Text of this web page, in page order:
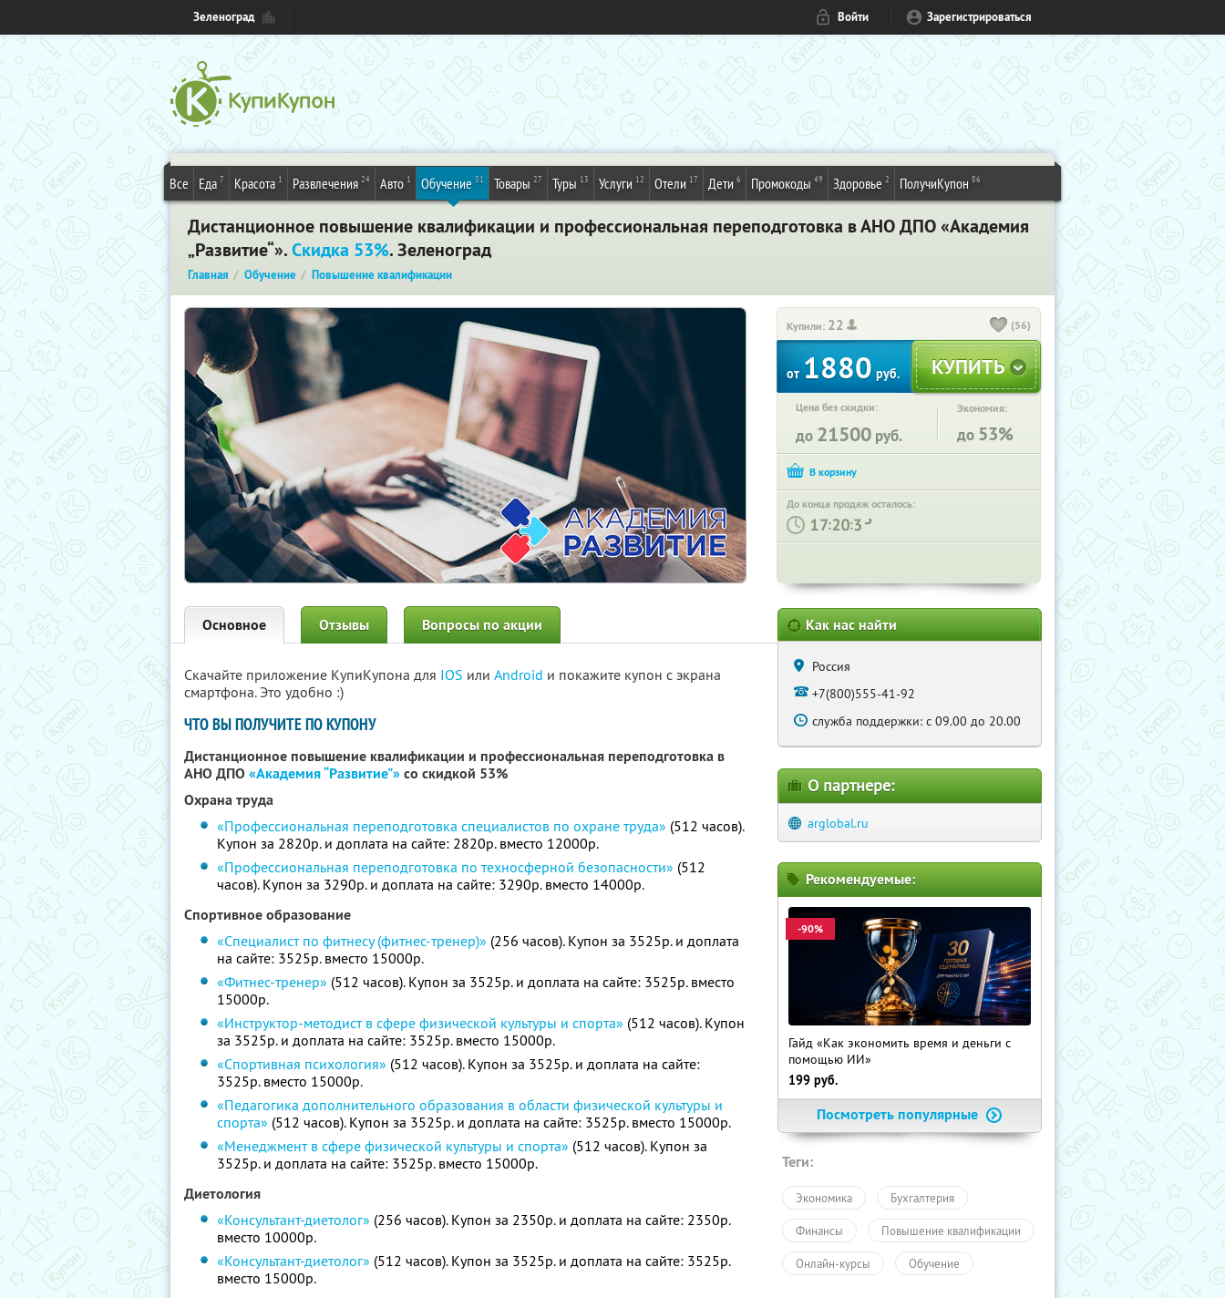
Зеленоград Войти Зарегистрироваться
Все Еда 7 Красота 1 Развлечения 24 Авто 1 Обучение 31 Товары 27 Туры 13 Услуги 12 Отели 17 Дети 6 Промокоды 49 Здоровье 2 ПолучиКупон 86
Дистанционное повышение квалификации и профессиональная переподготовка в АНО ДПО «Академия
„Развитие“».Скидка 53%. Зеленоград
Главная Обучение Повышение квалификации
Купили: 22 (56)
от 1880 руб.
Цена без скидки:
до 21500 руб.
Экономия:
до 53%
До конца продаж осталось:
: :
Основное Отзывы Вопросы по акции
Скачайте приложение КупиКупона для IOS или Android и покажите купон с экрана
смартфона. Это удобно :)
ЧТО ВЫ ПОЛУЧИТЕ ПО КУПОНУ
Дистанционное повышение квалификации и профессиональная переподготовка в
АНО ДПО «Академия “Развитие"»со скидкой 53%
Охрана труда
«Профессиональная переподготовка специалистов по охране труда» (512 часов).
Купон за 2820р. и доплата на сайте: 2820р. вместо 12000р.
«Профессиональная переподготовка по техносферной безопасности» (512
часов). Купон за 3290р. и доплата на сайте: 3290р. вместо 14000р.
Спортивное образование
«Специалист по фитнесу (фитнес-тренер)» (256 часов). Купон за 3525р. и доплата
на сайте: 3525р. вместо 15000р.
«Фитнес-тренер» (512 часов). Купон за 3525р. и доплата на сайте: 3525р. вместо
15000р.
«Инструктор-методист в сфере физической культуры и спорта» (512 часов). Купон
за 3525р. и доплата на сайте: 3525р. вместо 15000р.
«Спортивная психология» (512 часов). Купон за 3525р. и доплата на сайте:
3525р. вместо 15000р.
«Педагогика дополнительного образования в области физической культуры и
спорта» (512 часов). Купон за 3525р. и доплата на сайте: 3525р. вместо 15000р.
«Менеджмент в сфере физической культуры и спорта» (512 часов). Купон за
3525р. и доплата на сайте: 3525р. вместо 15000р.
Диетология
«Консультант-диетолог» (256 часов). Купон за 2350р. и доплата на сайте: 2350р.
вместо 10000р.
«Консультант-диетолог» (512 часов). Купон за 3525р. и доплата на сайте: 3525р.
вместо 15000р.
Как нас найти
Россия
+7(800)555-41-92
служба поддержки: с 09.00 до 20.00
О партнере:
arglobal.ru
Рекомендуемые:
-90%
Гайд «Как экономить время и деньги с
помощью ИИ»
199 руб.
Посмотреть популярные
Теги:
Экономика Бухгалтерия
Финансы Повышение квалификации
Онлайн-курсы Обучение